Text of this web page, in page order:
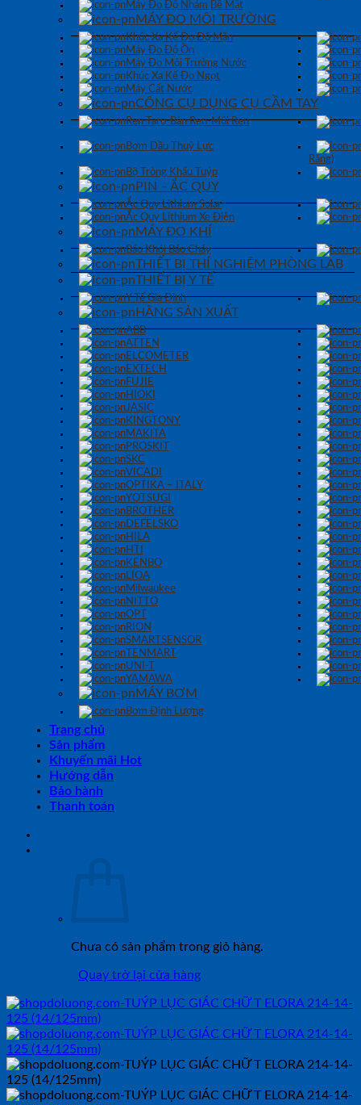
Máy Đo Độ Nhám Bề Mặt
MÁY ĐO MÔI TRƯỜNG
Khúc Xạ Kế Đo Độ Mặn
Máy Đo Độ Ồn
Máy Đo Môi Trường Nước
Khúc Xạ Kế Đo Ngọt
Máy Cất Nước
CÔNG CỤ DỤNG CỤ CẦM TAY
Ren Taro-Bàn Ren-Mũi Ren
Bơm Dầu Thuỷ Lực
Răng)
Bộ Tròng Khẩu Tuýp
PIN – ẮC QUY
Ắc Quy Lithium Solar
Ắc Quy Lithium Xe Điện
MÁY ĐO KHÍ
Báo Khói Báo Cháy
THIẾT BỊ THÍ NGHIỆM PHÒNG LAB
THIẾT BỊ Y TẾ
Y Tế Gia Đình
HÃNG SẢN XUẤT
ABB
ATTEN
ELCOMETER
EXTECH
FUJIE
HIOKI
JASIC
KINGTONY
MAKITA
PROSKIT
SKC
VICADI
OPTIKA – ITALY
YOTSUGI
BROTHER
DEFELSKO
HILA
HTI
KENBO
LIOA
Milwaukee
NITTO
OPT
RION
SMARTSENSOR
TENMART
UNI-T
YAMAWA
MÁY BƠM
Bơm Định Lượng
Trang chủ
Sản phẩm
Khuyến mãi Hot
Hướng dẫn
Bảo hành
Thanh toán
Chưa có sản phẩm trong giỏ hàng.
Quay trở lại cửa hàng